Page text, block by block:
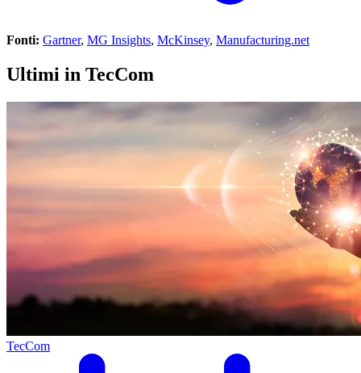
Fonti: Gartner, MG Insights, McKinsey, Manufacturing.net
Ultimi in TecCom
TecCom